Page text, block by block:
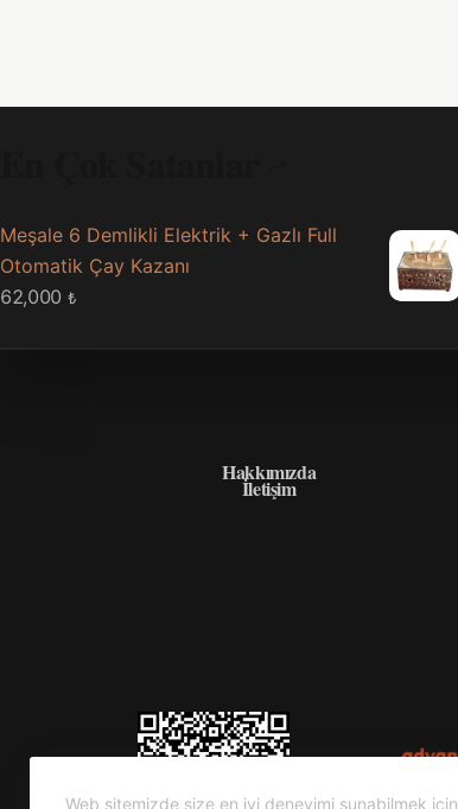
Web sitemizde size en iyi deneyimi sunabilmek için
Meşale 6 Demlikli Elektrik + Gazlı Full
Otomatik Çay Kazanı
62,000 ₺
Hakkımızda
İletişim